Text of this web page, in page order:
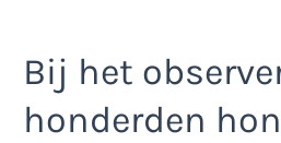
Bij het
honderden